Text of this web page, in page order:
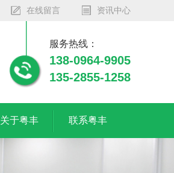
在线留言 资讯中心
服务热线：
138-0964-9905
135-2855-1258
关于粤丰 联系粤丰